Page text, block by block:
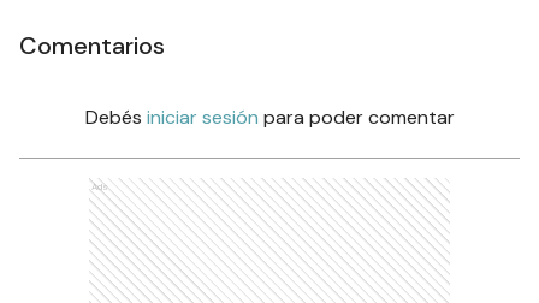
Comentarios
Debés iniciar sesión para poder comentar
Ads